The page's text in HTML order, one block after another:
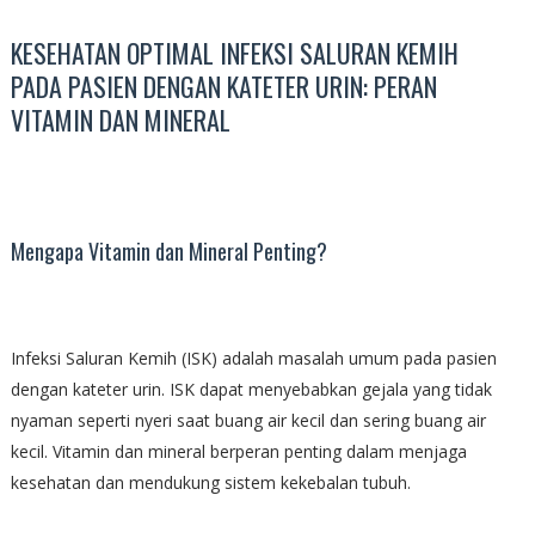
KESEHATAN OPTIMAL INFEKSI SALURAN KEMIH
PADA PASIEN DENGAN KATETER URIN: PERAN
VITAMIN DAN MINERAL
Mengapa Vitamin dan Mineral Penting?
Infeksi Saluran Kemih (ISK) adalah masalah umum pada pasien
dengan kateter urin. ISK dapat menyebabkan gejala yang tidak
nyaman seperti nyeri saat buang air kecil dan sering buang air
kecil. Vitamin dan mineral berperan penting dalam menjaga
kesehatan dan mendukung sistem kekebalan tubuh.